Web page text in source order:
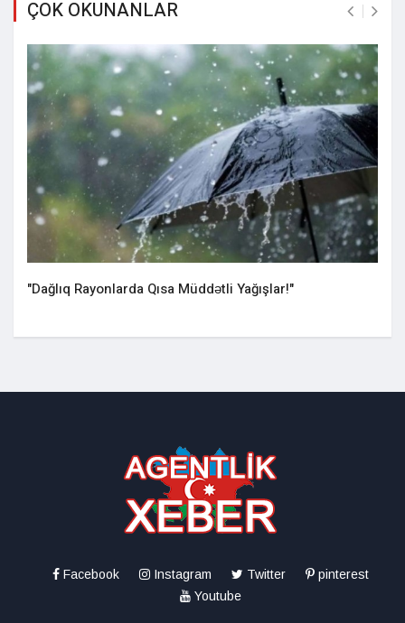
ÇOK OKUNANLAR
"Dağlıq Rayonlarda Qısa Müddətli Yağışlar!"
Facebook Instagram Twitter
pinterest
Youtube